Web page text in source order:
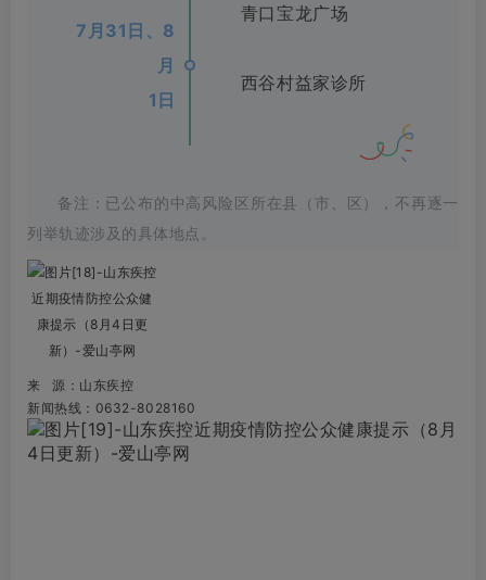
7月31日、8
月
1日
青口宝龙广场
西谷村益家诊所
备注：已公布的中高风险区所在县（市、区），不再逐一
列举轨迹涉及的具体地点。
来 源：山东疾控
新闻热线：0632-8028160